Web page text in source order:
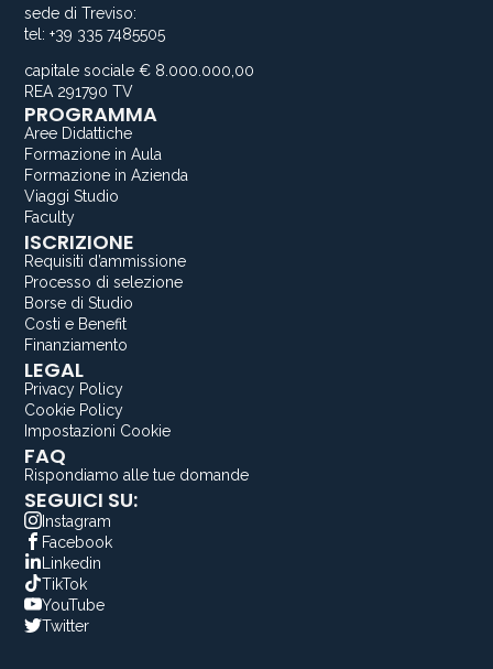
sede di Treviso:
tel: +39 335 7485505
capitale sociale € 8.000.000,00
REA 291790 TV
PROGRAMMA
Aree Didattiche
Formazione in Aula
Formazione in Azienda
Viaggi Studio
Faculty
ISCRIZIONE
Requisiti d’ammissione
Processo di selezione
Borse di Studio
Costi e Benefit
Finanziamento
LEGAL
Privacy Policy
Cookie Policy
Impostazioni Cookie
FAQ
Rispondiamo alle tue domande
SEGUICI SU:
Instagram
Facebook
Linkedin
TikTok
YouTube
Twitter